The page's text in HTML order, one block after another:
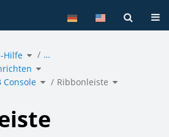
Hilfe Toggle
the
hierarchy
tree
under
aesb
Online-
Hilfe.
…
Toggle
the
hierarchy
treeunder
AESB
Console
einrichten.
Console Toggle
the
hierarchy
tree
Ribbonleiste Toggle
the
hierarchy
tree